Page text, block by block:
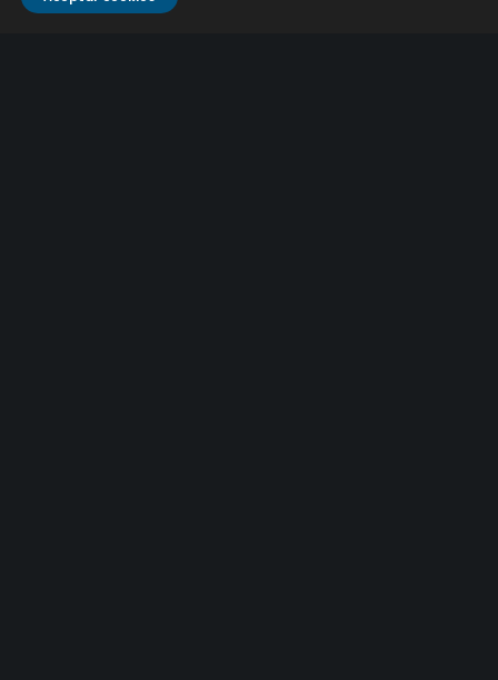
Caracterización ZA Medina Azahara-1º Sem 2026